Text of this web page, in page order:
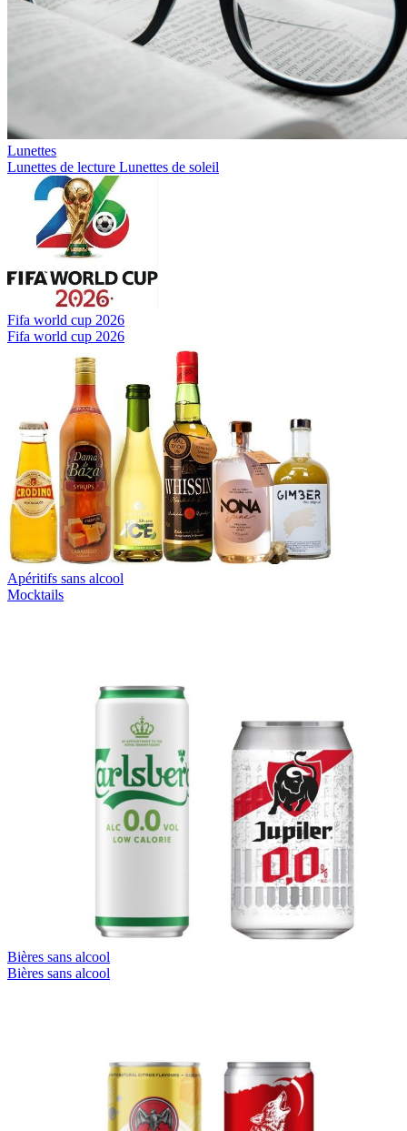
Lunettes
Lunettes de lecture Lunettes de soleil
Fifa world cup 2026
Fifa world cup 2026
Apéritifs sans alcool
Mocktails
Bières sans alcool
Bières sans alcool